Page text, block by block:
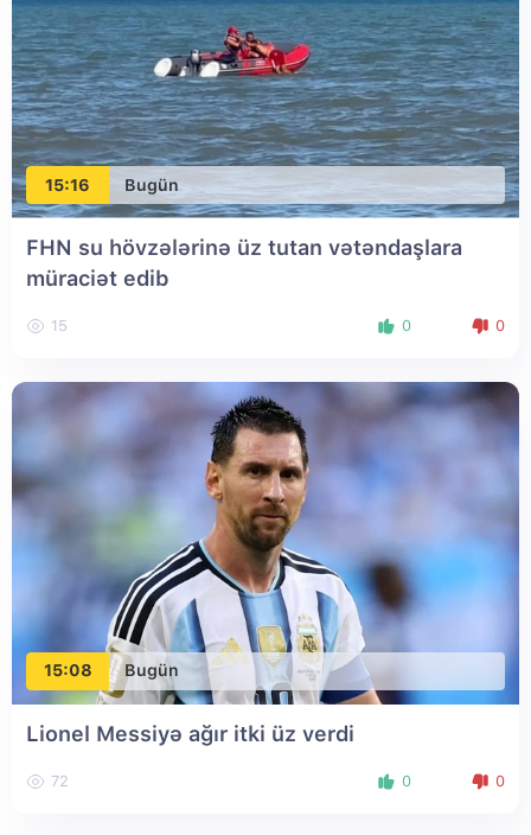
15:16 Bugün
FHN su hövzələrinə üz tutan vətəndaşlara
müraciət edib
15 0 0
15:08 Bugün
Lionel Messiyə ağır itki üz verdi
72 0 0